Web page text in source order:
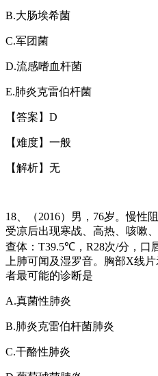
B.大肠埃希菌
C.军团菌
D.流感嗜血杆菌
E.肺炎克雷伯杆菌
【答案】 D
【难度】一般
【解析】无
18 、（2016）男， 76岁。慢性
受凉后出现寒战、高热、咳嗽
查体： T39.5℃ ， R28次/分，口
上肺可闻及湿罗音。胸部X线片
者最可能的诊断是
A.真菌性肺炎
B.肺炎克雷伯杆菌肺炎
C.干酪性肺炎